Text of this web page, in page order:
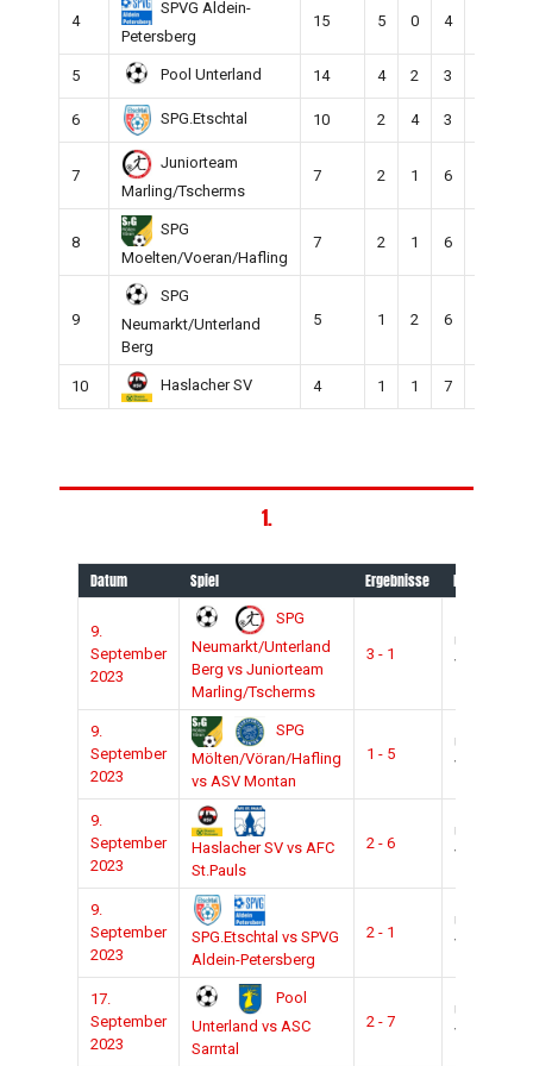
4
SPVG Aldein-
Petersberg
15 5 0 4
5 Pool Unterland 14 4 2 3
6 SPG.Etschtal 10 2 4 3
7
Juniorteam
Marling/Tscherms
7 2 1 6
8
SPG
Moelten/Voeran/Hafling
7 2 1 6
9
SPG
Neumarkt/Unterland
Berg
5 1 2 6
10 Haslacher SV 4 1 1 7
1.
Datum Spiel Ergebnisse League
9.
September
2023
SPG
Neumarkt/Unterland
Berg vs Juniorteam
Marling/Tscherms
3 - 1
U13-
VSS
9.
September
2023
SPG
Mölten/Vöran/Hafling
vs ASV Montan
1 - 5
U13-
VSS
9.
September
2023
Haslacher SV vs AFC
St.Pauls
2 - 6
U13-
VSS
9.
September
2023
SPG.Etschtal vs SPVG
Aldein-Petersberg
2 - 1
U13-
VSS
17.
September
2023
Pool
Unterland vs ASC
Sarntal
2 - 7
U13-
VSS